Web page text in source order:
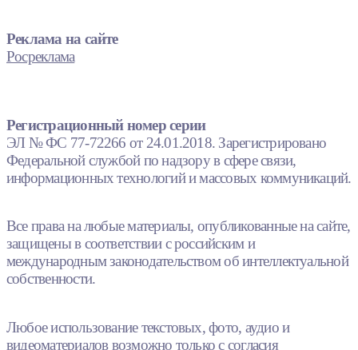
Реклама на сайте
Росреклама
Регистрационный номер серии
ЭЛ № ФС 77-72266 от 24.01.2018. Зарегистрировано
Федеральной службой по надзору в сфере связи,
информационных технологий и массовых коммуникаций.
Все права на любые материалы, опубликованные на сайте,
защищены в соответствии с российским и
международным законодательством об интеллектуальной
собственности.
Любое использование текстовых, фото, аудио и
видеоматериалов возможно только с согласия